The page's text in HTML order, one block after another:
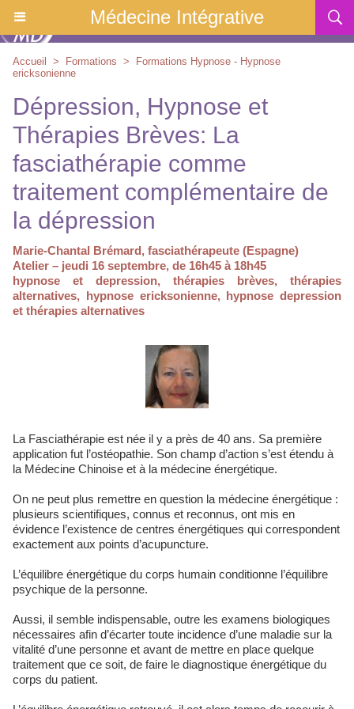
Médecine Intégrative
Accueil > Formations >
Formations Hypnose - Hypnose
ericksonienne
Dépression, Hypnose et
Thérapies Brèves: La
fasciathérapie comme
traitement complémentaire de
la dépression
Marie-Chantal Brémard, fasciathérapeute (Espagne)
Atelier – jeudi 16 septembre, de 16h45 à 18h45
hypnose et depression, thérapies brèves, thérapies
alternatives, hypnose ericksonienne, hypnose depression
et thérapies alternatives
La Fasciathérapie est née il y a près de 40 ans. Sa première
application fut l’ostéopathie. Son champ d’action s’est étendu à
la Médecine Chinoise et à la médecine énergétique.
On ne peut plus remettre en question la médecine énergétique :
plusieurs scientifiques, connus et reconnus, ont mis en
évidence l’existence de centres énergétiques qui correspondent
exactement aux points d’acupuncture.
L’équilibre énergétique du corps humain conditionne l’équilibre
psychique de la personne.
Aussi, il semble indispensable, outre les examens biologiques
nécessaires afin d’écarter toute incidence d’une maladie sur la
vitalité d’une personne et avant de mettre en place quelque
traitement que ce soit, de faire le diagnostique énergétique du
corps du patient.